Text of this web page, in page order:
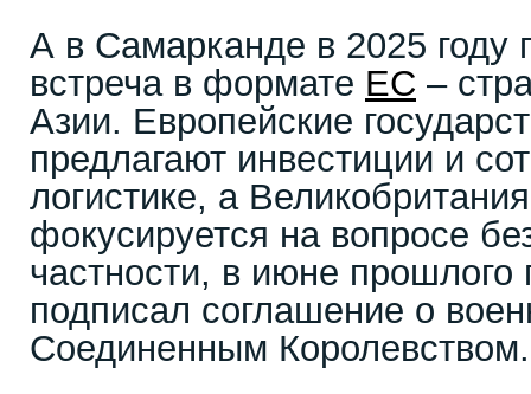
А в Самарканде в 2025 году
встреча в формате ЕС –
Азии. Европейские
предлагают инвестиции и
логистике, а
фокусируется на вопросе
частности, в июне прошлого
подписал соглашение о
Соединенным Королевством.